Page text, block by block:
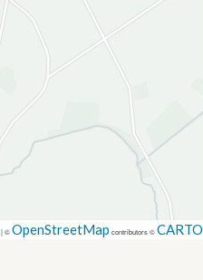
|©OpenStreetMap contributors ©CARTO